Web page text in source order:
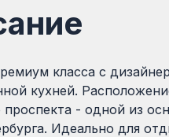
класса с
кухней.
проспекта - одной из
Идеально для